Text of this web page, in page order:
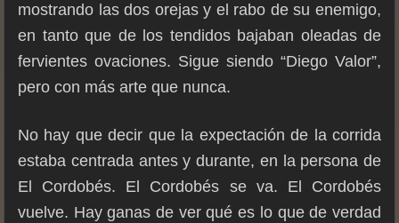
mostrando las dos orejas y el rabo de su enemigo,
en tanto que de los tendidos bajaban oleadas de
fervientes ovaciones. Sigue siendo “Diego Valor”,
pero con más arte que nunca.
No hay que decir que la expectación de la corrida
estaba centrada antes y durante, en la persona de
El Cordobés. El Cordobés se va. El Cordobés
vuelve. Hay ganas de ver qué es lo que de verdad